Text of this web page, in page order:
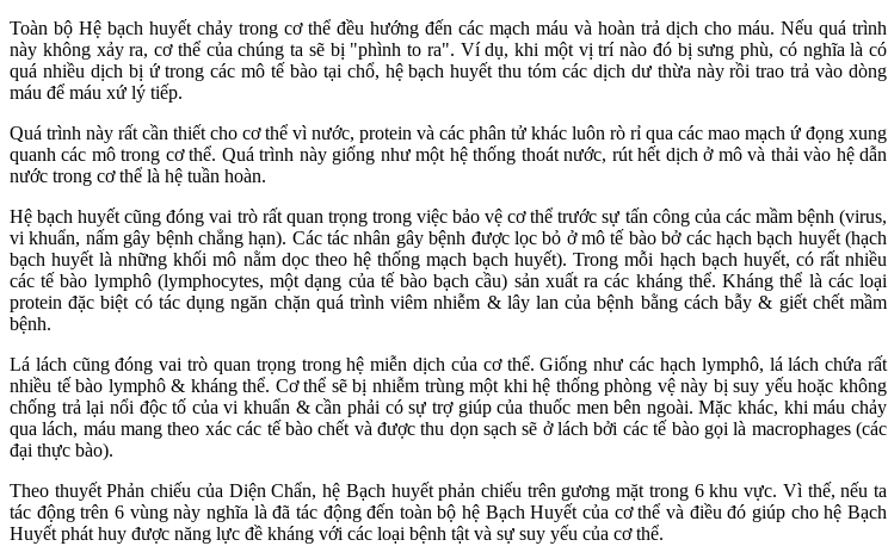
Toàn bộ Hệ bạch huyết chảy trong cơ thể đều hướng đến các mạch máu và hoàn trả dịch cho máu. Nếu quá trình
này không xảy ra, cơ thể của chúng ta sẽ bị "phình to ra". Ví dụ, khi một vị trí nào đó bị sưng phù, có nghĩa là có
quá nhiều dịch bị ứ trong các mô tế bào tại chổ, hệ bạch huyết thu tóm các dịch dư thừa này rồi trao trả vào dòng
máu để máu xứ lý tiếp.
Quá trình này rất cần thiết cho cơ thể vì nước, protein và các phân tử khác luôn rò rỉ qua các mao mạch ứ đọng xung
quanh các mô trong cơ thể. Quá trình này giống như một hệ thống thoát nước, rút hết dịch ở mô và thải vào hệ dẫn
nước trong cơ thể là hệ tuần hoàn.
Hệ bạch huyết cũng đóng vai trò rất quan trọng trong việc bảo vệ cơ thể trước sự tấn công của các mầm bệnh (virus,
vi khuẩn, nấm gây bệnh chẳng hạn). Các tác nhân gây bệnh được lọc bỏ ở mô tế bào bở các hạch bạch huyết (hạch
bạch huyết là những khối mô nằm dọc theo hệ thống mạch bạch huyết). Trong mỗi hạch bạch huyết, có rất nhiều
các tế bào lymphô (lymphocytes, một dạng của tế bào bạch cầu) sản xuất ra các kháng thể. Kháng thể là các loại
protein đặc biệt có tác dụng ngăn chặn quá trình viêm nhiễm & lây lan của bệnh bằng cách bẫy & giết chết mầm
bệnh.
Lá lách cũng đóng vai trò quan trọng trong hệ miễn dịch của cơ thể. Giống như các hạch lymphô, lá lách chứa rất
nhiều tế bào lymphô & kháng thể. Cơ thể sẽ bị nhiễm trùng một khi hệ thống phòng vệ này bị suy yếu hoặc không
chống trả lại nổi độc tố của vi khuẩn & cần phải có sự trợ giúp của thuốc men bên ngoài. Mặc khác, khi máu chảy
qua lách, máu mang theo xác các tế bào chết và được thu dọn sạch sẽ ở lách bởi các tế bào gọi là macrophages (các
đại thực bào).
Theo thuyết Phản chiếu của Diện Chẩn, hệ Bạch huyết phản chiếu trên gương mặt trong 6 khu vực. Vì thế, nếu ta
tác động trên 6 vùng này nghĩa là đã tác động đến toàn bộ hệ Bạch Huyết của cơ thể và điều đó giúp cho hệ Bạch
Huyết phát huy được năng lực đề kháng với các loại bệnh tật và sự suy yếu của cơ thể.